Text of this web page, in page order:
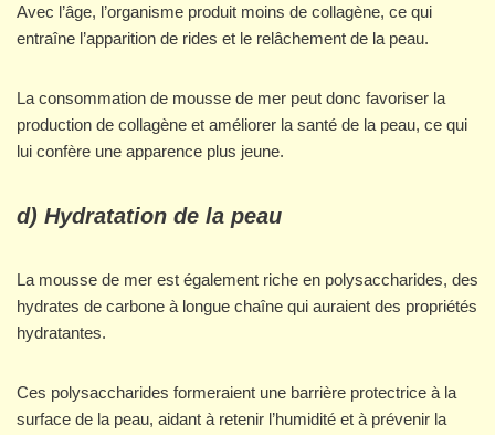
Avec l’âge, l’organisme produit moins de collagène, ce qui
entraîne l’apparition de rides et le relâchement de la peau.
La consommation de mousse de mer peut donc favoriser la
production de collagène et améliorer la santé de la peau, ce qui
lui confère une apparence plus jeune.
d) Hydratation de la peau
La mousse de mer est également riche en polysaccharides, des
hydrates de carbone à longue chaîne qui auraient des propriétés
hydratantes.
Ces polysaccharides formeraient une barrière protectrice à la
surface de la peau, aidant à retenir l’humidité et à prévenir la